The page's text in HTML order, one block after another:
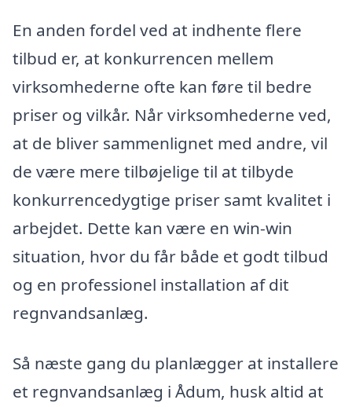
En anden fordel ved at indhente flere
tilbud er, at konkurrencen mellem
virksomhederne ofte kan føre til bedre
priser og vilkår. Når virksomhederne ved,
at de bliver sammenlignet med andre, vil
de være mere tilbøjelige til at tilbyde
konkurrencedygtige priser samt kvalitet i
arbejdet. Dette kan være en win-win
situation, hvor du får både et godt tilbud
og en professionel installation af dit
regnvandsanlæg.
Så næste gang du planlægger at installere
et regnvandsanlæg i Ådum, husk altid at